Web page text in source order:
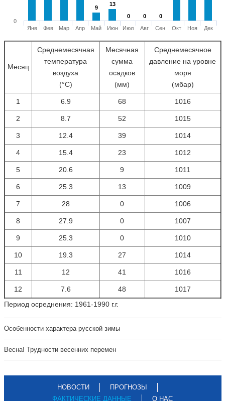
9
9
13
13
0
0 0
0 0
0
Янв Фев Мар Апр Май Июн Июл Авг Сен Окт Ноя Дек
0
Месяц
Среднемесячная
температура
воздуха
(°С)
Месячная
сумма
осадков
(мм)
Среднемесячное
давление на уровне
моря
(мбар)
1 6.9 68 1016
2 8.7 52 1015
3 12.4 39 1014
4 15.4 23 1012
5 20.6 9 1011
6 25.3 13 1009
7 28 0 1006
8 27.9 0 1007
9 25.3 0 1010
10 19.3 27 1014
11 12 41 1016
12 7.6 48
1017
Период осреднения: 1961-1990 г.г.
Особенности характера русской зимы
Весна! Трудности весенних перемен
НОВОСТИ
ПРОГНОЗЫ
ФАКТИЧЕСКИЕ ДАННЫЕ
О НАС